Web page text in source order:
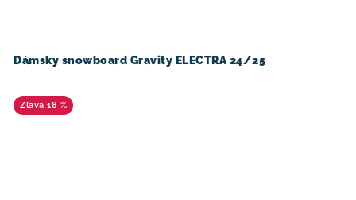
Dámsky snowboard Gravity ELECTRA 24/25
18 %